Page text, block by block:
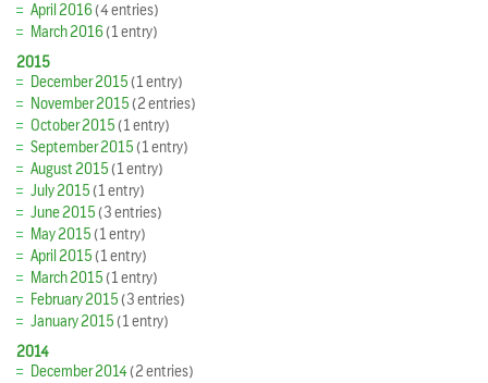
April 2016(4 entries)
March 2016(1 entry)
2015
December 2015(1 entry)
November 2015(2 entries)
October 2015(1 entry)
September 2015(1 entry)
August 2015(1 entry)
July 2015(1 entry)
June 2015(3 entries)
May 2015(1 entry)
April 2015(1 entry)
March 2015(1 entry)
February 2015(3 entries)
January 2015(1 entry)
2014
December 2014(2 entries)